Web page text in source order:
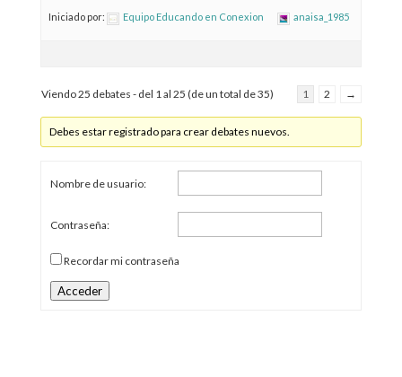
Iniciado por: Equipo Educando en Conexion anaisa_1985
Viendo 25 debates - del 1 al 25 (de un total de 35) 1 2 →
Debes estar registrado para crear debates nuevos.
Nombre de usuario:
Contraseña:
Recordar mi contraseña
Acceder